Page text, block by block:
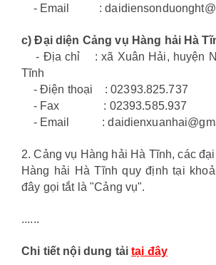
- Email :
c) Đại diện Cảng vụ Hàng hải Hà
- Địa chỉ : xã Xuân Hải, huyện
Tĩnh
- Điện thoại : 02393.825.737
- Fax : 02393.585.937
- Email :
2. Cảng vụ Hàng hải Hà Tĩnh, các
Hàng hải Hà Tĩnh quy định tại
đây gọi tắt là "Cảng vụ".
......
Chi tiết nội dung tảitại đây